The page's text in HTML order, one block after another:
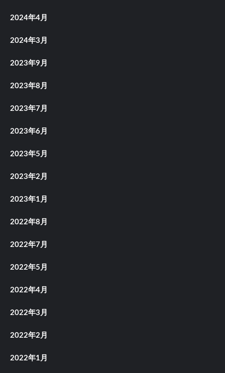
2024年4月
2024年3月
2023年9月
2023年8月
2023年7月
2023年6月
2023年5月
2023年2月
2023年1月
2022年8月
2022年7月
2022年5月
2022年4月
2022年3月
2022年2月
2022年1月